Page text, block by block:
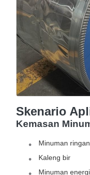
Skenario
Kemasan
Minuman
Kaleng bir
Minuman energi